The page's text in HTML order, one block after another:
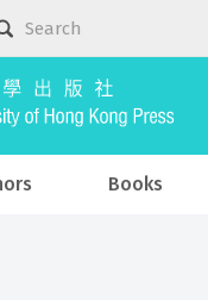
Books